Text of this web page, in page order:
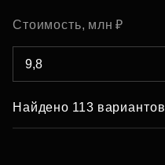
Стоимость, млн ₽
Найдено 113 вариантов